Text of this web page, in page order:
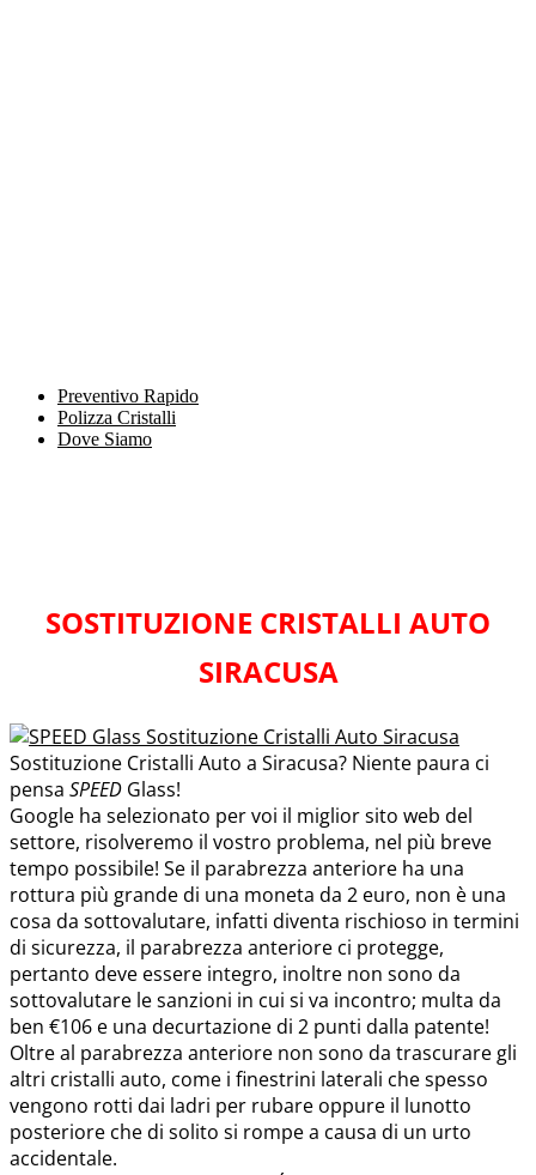
Preventivo Rapido
Polizza Cristalli
Dove Siamo
SOSTITUZIONE CRISTALLI AUTO
SIRACUSA
Sostituzione Cristalli Auto a Siracusa? Niente paura ci
pensa SPEED Glass!
Google ha selezionato per voi il miglior sito web del
settore, risolveremo il vostro problema, nel più breve
tempo possibile! Se il parabrezza anteriore ha una
rottura più grande di una moneta da 2 euro, non è una
cosa da sottovalutare, infatti diventa rischioso in termini
di sicurezza, il parabrezza anteriore ci protegge,
pertanto deve essere integro, inoltre non sono da
sottovalutare le sanzioni in cui si va incontro; multa da
ben €106 e una decurtazione di 2 punti dalla patente!
Oltre al parabrezza anteriore non sono da trascurare gli
altri cristalli auto, come i finestrini laterali che spesso
vengono rotti dai ladri per rubare oppure il lunotto
posteriore che di solito si rompe a causa di un urto
accidentale.